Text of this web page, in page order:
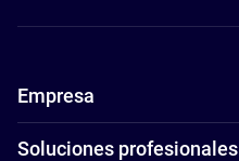
Empresa
Soluciones profesionales